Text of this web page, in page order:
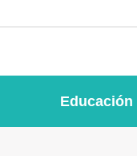
Educación